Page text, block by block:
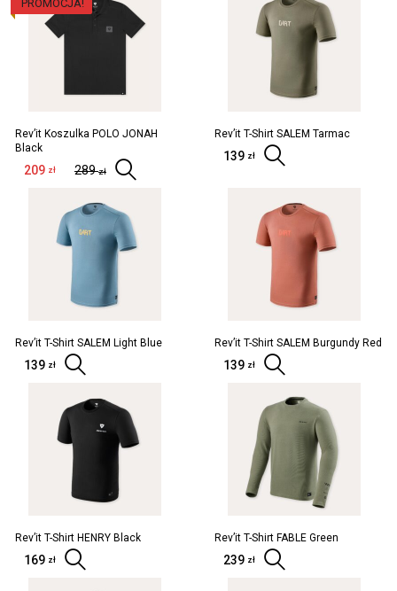
PROMOCJA!
Rev’it Koszulka POLO JONAH
Black
289zł
209 zł
Rev’it T-Shirt SALEM Tarmac
139 zł
Rev’it T-Shirt SALEM Light Blue
139 zł
Rev’it T-Shirt SALEM Burgundy Red
139 zł
Rev’it T-Shirt HENRY Black
169 zł
Rev’it T-Shirt FABLE Green
239 zł